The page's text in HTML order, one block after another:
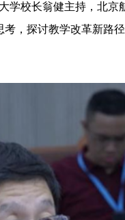
学校长翁健主持，北
，探讨教学改革新路径